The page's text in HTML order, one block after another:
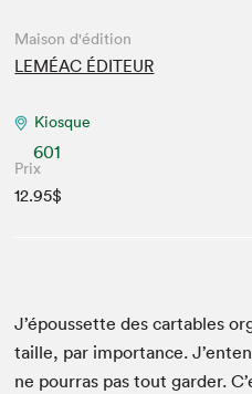
Maison d'édition
LEMÉAC ÉDITEUR
Kiosque
601
Prix
12.95$
J’époussette des carta­bles
taille, par impor­tance.
ne pour­ras pas tout garder.